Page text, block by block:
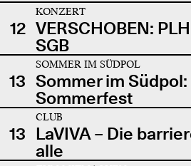
12
KONZERT
VERSCHOBEN:
SGB
13
SOMMER IM SÜDPOL
Sommer im
Sommerfest
13
CLUB
LaVIVA – Die
alle